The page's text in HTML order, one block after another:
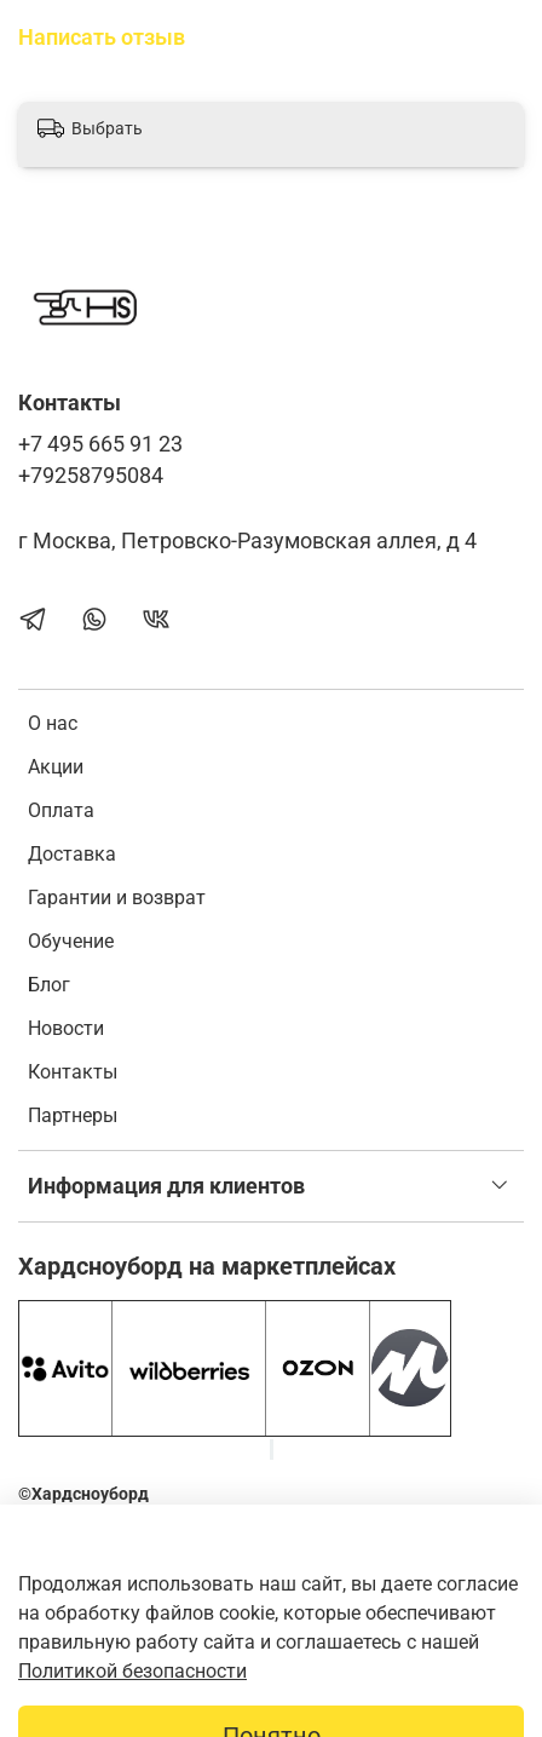
Написать отзыв
Выбрать
О нас
Акции
Оплата
Доставка
Гарантии и возврат
Обучение
Блог
Новости
Контакты
Партнеры
Информация для клиентов
Контакты
+7 495 665 91 23
+79258795084
г Москва, Петровско-Разумовская аллея, д 4
Хардсноуборд на маркетплейсах
©Хардсноуборд
Оставьте отзыв о нашем магазине. Для этого наведите
камеру телефона на QR-код
Продолжая использовать наш сайт, вы даете согласие
на обработку файлов cookie, которые обеспечивают
правильную работу сайта и соглашаетесь с нашей
Политикой безопасности